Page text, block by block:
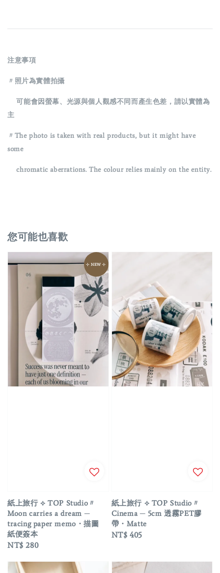
注意事項
〃照片為實體拍攝
可能會因螢幕、光源與個人觀感不同而產生色差，請以實體為
主
〃The photo is taken with real products, but it might have
some
chromatic aberrations. The colour relies mainly on the entity.
您可能也喜歡
⊹ NEW ⊹
紙上旅行 ⟡ TOP Studio〃
Moon carries a dream ─
tracing paper memo・描圖
紙便簽本
Regular
NT$ 280
紙上旅行 ⟡ TOP Studio〃
Cinema ─ 5cm 透霧PET膠
帶・Matte
Regular
NT$ 405